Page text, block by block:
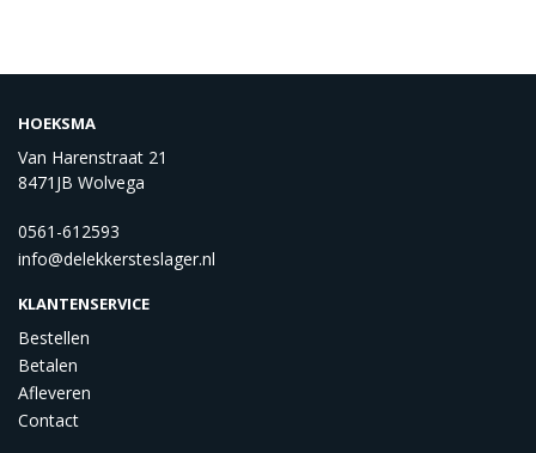
HOEKSMA
Van Harenstraat 21
8471JB Wolvega
0561-612593
info@delekkersteslager.nl
KLANTENSERVICE
Bestellen
Betalen
Afleveren
Contact